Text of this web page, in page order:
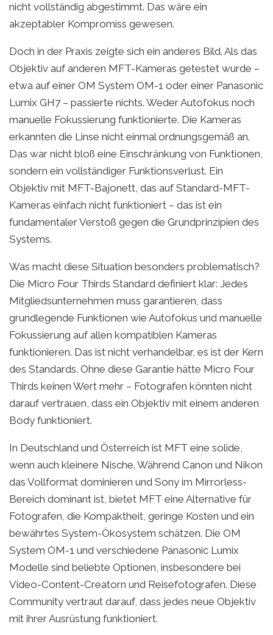
nicht vollständig abgestimmt. Das wäre ein
akzeptabler Kompromiss gewesen.
Doch in der Praxis zeigte sich ein anderes Bild. Als das
Objektiv auf anderen MFT-Kameras getestet wurde –
etwa auf einer OM System OM-1 oder einer Panasonic
Lumix GH7 – passierte nichts. Weder Autofokus noch
manuelle Fokussierung funktionierte. Die Kameras
erkannten die Linse nicht einmal ordnungsgemäß an.
Das war nicht bloß eine Einschränkung von Funktionen,
sondern ein vollständiger Funktionsverlust. Ein
Objektiv mit MFT-Bajonett, das auf Standard-MFT-
Kameras einfach nicht funktioniert – das ist ein
fundamentaler Verstoß gegen die Grundprinzipien des
Systems.
Was macht diese Situation besonders problematisch?
Die Micro Four Thirds Standard definiert klar: Jedes
Mitgliedsunternehmen muss garantieren, dass
grundlegende Funktionen wie Autofokus und manuelle
Fokussierung auf allen kompatiblen Kameras
funktionieren. Das ist nicht verhandelbar, es ist der Kern
des Standards. Ohne diese Garantie hätte Micro Four
Thirds keinen Wert mehr – Fotografen könnten nicht
darauf vertrauen, dass ein Objektiv mit einem anderen
Body funktioniert.
In Deutschland und Österreich ist MFT eine solide,
wenn auch kleinere Nische. Während Canon und Nikon
das Vollformat dominieren und Sony im Mirrorless-
Bereich dominant ist, bietet MFT eine Alternative für
Fotografen, die Kompaktheit, geringe Kosten und ein
bewährtes System-Ökosystem schätzen. Die OM
System OM-1 und verschiedene Panasonic Lumix
Modelle sind beliebte Optionen, insbesondere bei
Video-Content-Creatorn und Reisefotografen. Diese
Community vertraut darauf, dass jedes neue Objektiv
mit ihrer Ausrüstung funktioniert.